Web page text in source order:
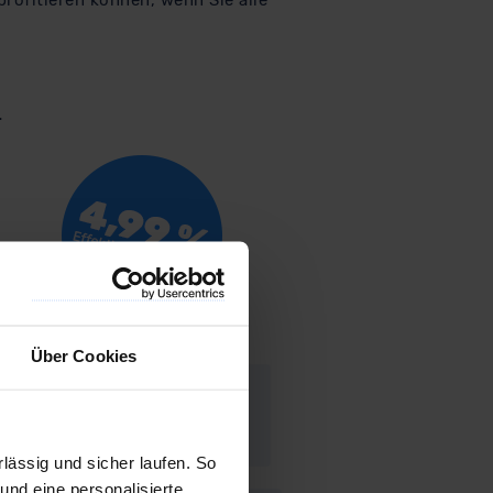
Über Cookies
und sicher laufen. So
eine personalisierte